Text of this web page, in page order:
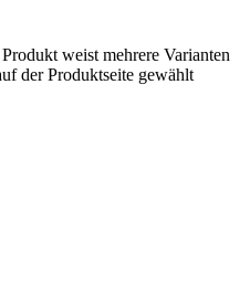
weist mehrere Varianten
der Produktseite gewählt